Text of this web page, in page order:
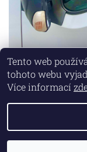
Lokality
2026 ©
Tento web
tohoto webu
Více informací